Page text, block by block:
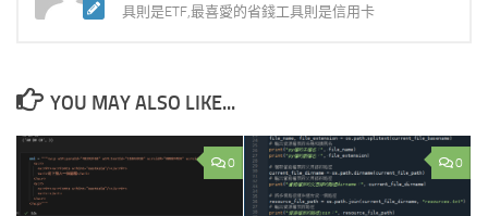
具則是ETF,最喜愛的省錢工具則是信用卡
YOU MAY ALSO LIKE...
0 0